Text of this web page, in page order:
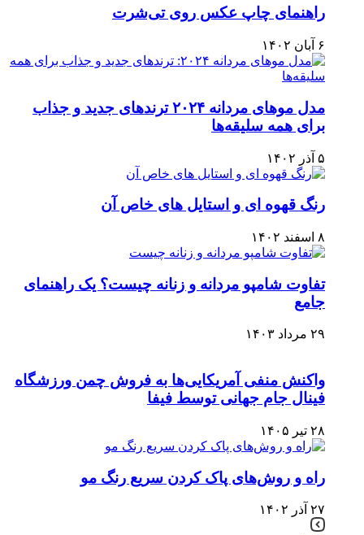
راهنمای چاپ عکس روی تی‌شرت
۶ آبان ۱۴۰۲
مدل موهای مردانه ۲۰۲۴ ترندهای جدید و جذاب
برای همه سلیقه‌ها
۵ آذر ۱۴۰۲
رنگ قهوه ای و استایل های خاص آن
۸ اسفند ۱۴۰۲
تفاوت شامپو مردانه و زنانه چیست؟ یک راهنمای
جامع
۲۹ مرداد ۱۴۰۳
واکنش منفی آمریکایی‌ها به فروش چمن ورزشگاه
فینال جام جهانی توسط فیفا
۲۸ تیر ۱۴۰۵
راه و روش‌های پاک کردن سریع رنگ مو
۲۷ آذر ۱۴۰۲